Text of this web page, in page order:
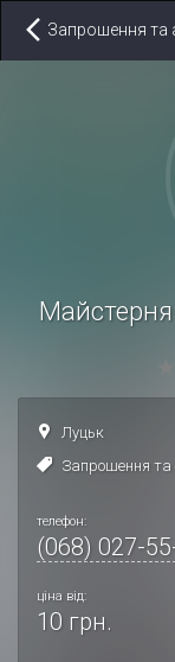
Запрошення та
Майстерня
Луцьк
Запрошення та
телефон:
(068) 027-
ціна від:
10 грн.